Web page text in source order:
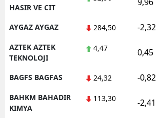
HASIR VE CIT
AYGAZ AYGAZ 284,50 -2,32
AZTEK AZTEK
TEKNOLOJI
4,47 0,45
BAGFS BAGFAS 24,32 -0,82
BAHKM BAHADIR
KIMYA
113,30 -2,41